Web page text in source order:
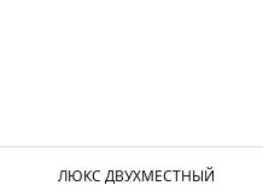
ЛЮКС ДВУХМЕСТНЫЙ